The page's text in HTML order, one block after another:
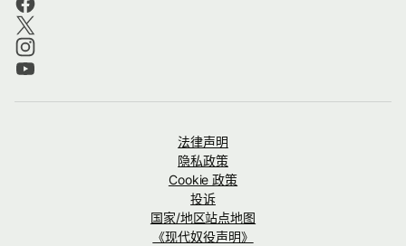
法律声明
隐私政策
Cookie 政策
投诉
国家/地区站点地图
《现代奴役声明》